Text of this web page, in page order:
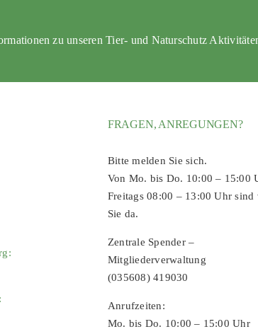
zu unseren Tier- und Naturschutz
FRAGEN, ANREGUNGEN?
Bitte melden Sie sich.
Von Mo. bis Do. 10:00 – 15:00
Freitags 08:00 – 13:00 Uhr
Sie da.
Zentrale Spender –
Mitgliederverwaltung
(035608) 419030
Anrufzeiten:
Mo. bis Do. 10:00 – 15:00 Uhr